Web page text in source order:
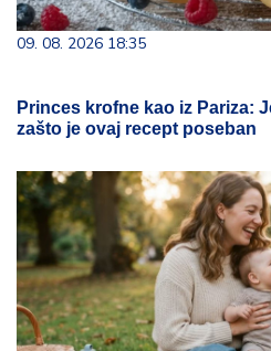
09. 08. 2026 18:35
Princes krofne kao iz Pariza:
zašto je ovaj recept poseban